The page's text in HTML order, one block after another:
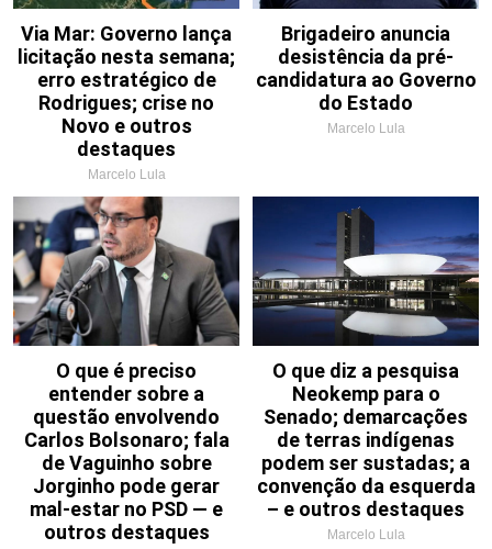
Via Mar: Governo lança
licitação nesta semana;
erro estratégico de
Rodrigues; crise no
Novo e outros
destaques
Marcelo Lula
Brigadeiro anuncia
desistência da pré-
candidatura ao Governo
do Estado
Marcelo Lula
O que é preciso
entender sobre a
questão envolvendo
Carlos Bolsonaro; fala
de Vaguinho sobre
Jorginho pode gerar
mal-estar no PSD — e
outros destaques
O que diz a pesquisa
Neokemp para o
Senado; demarcações
de terras indígenas
podem ser sustadas; a
convenção da esquerda
– e outros destaques
Marcelo Lula